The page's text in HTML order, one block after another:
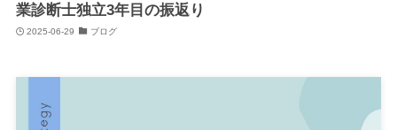
業診断士独立3年目の振返り
2025-06-29 ブログ